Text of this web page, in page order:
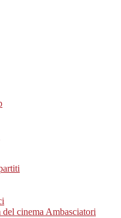
cinema Ambasciatori